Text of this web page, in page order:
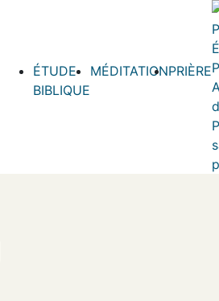
ÉTUDE
BIBLIQUE
MÉDITATIONPRIÈRE